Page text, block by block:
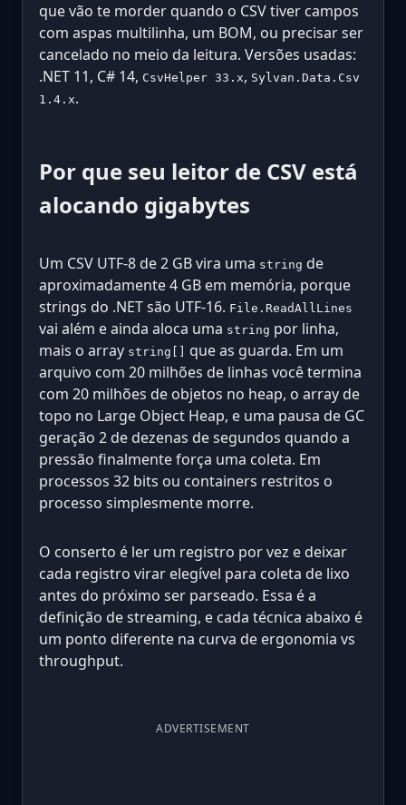
que vão te morder quando o CSV tiver campos
com aspas multilinha, um BOM, ou precisar ser
cancelado no meio da leitura. Versões usadas:
.NET 11, C# 14, CsvHelper 33.x, Sylvan.Data.Csv
1.4.x.
Por que seu leitor de CSV está
alocando gigabytes
Um CSV UTF-8 de 2 GB vira uma string de
aproximadamente 4 GB em memória, porque
strings do .NET são UTF-16. File.ReadAllLines
vai além e ainda aloca uma string por linha,
mais o array string[]
que as guarda. Em um
arquivo com 20 milhões de linhas você termina
com 20 milhões de objetos no heap, o array de
topo no Large Object Heap, e uma pausa de GC
geração 2 de dezenas de segundos quando a
pressão finalmente força uma coleta. Em
processos 32 bits ou containers restritos o
processo simplesmente morre.
O conserto é ler um registro por vez e deixar
cada registro virar elegível para coleta de lixo
antes do próximo ser parseado. Essa é a
definição de streaming, e cada técnica abaixo é
um ponto diferente na curva de ergonomia vs
throughput.
ADVERTISEMENT